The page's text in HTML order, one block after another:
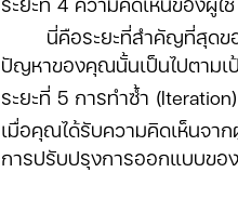
นี่คือระยะที่สำคัญที่สุดของก
ปัญหาของคุณนั้นเป็นไปตามเ
ระยะที่ 5 การทำซ้ำ (Iteration)
เมื่อคุณได้รับความคิดเห็นจา
การปรับปรุงการออกแบบข